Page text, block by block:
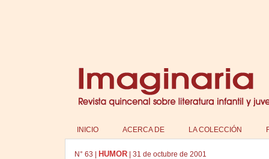
INICIO ACERCA DE LA COLECCIÓN
N° 63 HUMOR| 31 de octubre de 2001